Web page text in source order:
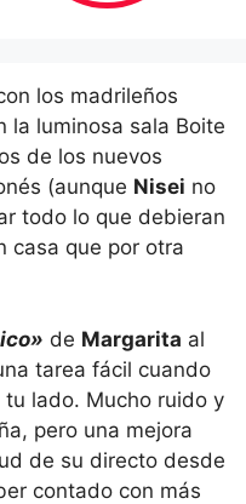
los madrileños
la luminosa sala Boite
de los nuevos
(aunque Nisei no
todo lo que debieran
casa que por otra
de Margarita al
tarea fácil cuando
lado. Mucho ruido y
pero una mejora
de su directo desde
contado con más